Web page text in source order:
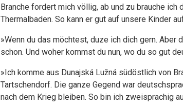
Branche fordert mich völlig, ab und zu brauche ich
Thermalbaden. So kann er gut auf unsere Kinder
»Wenn du das möchtest, duze ich dich gern. Aber
schon. Und woher kommst du nun, wo du so gut
»Ich komme aus Dunajská Lužná südöstlich von
Tartschendorf. Die ganze Gegend war
nach dem Krieg bleiben. So bin ich zweisprachig